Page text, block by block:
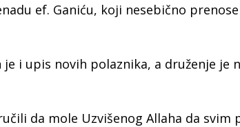
ef. Ganiću, koji nesebično
i upis novih polaznika, a druženje je
da mole Uzvišenog Allaha da svim